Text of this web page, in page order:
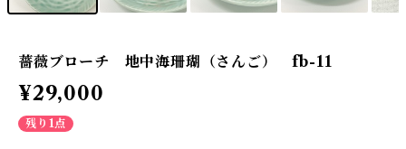
薔薇ブローチ 地中海珊瑚（さんご） fb-11
¥29,000
残り1点